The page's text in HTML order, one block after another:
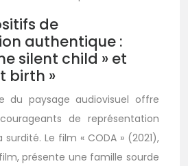
de
authentique :
silent child » et
birth »
du paysage audiovisuel offre
de représentation
Le film « CODA » (2021),
présente une famille sourde